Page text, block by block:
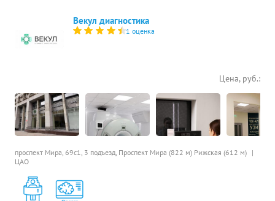
Векул диагностика
1 оценка
проспект Мира, 69с1, 3 подъезд, Проспект Мира (822 м) Рижская (612 м)
ЦАО
Цена, руб.: